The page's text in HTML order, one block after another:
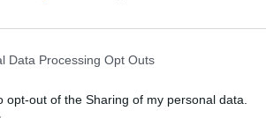
Data Processing Opt Outs
opt-out of the Sharing of my personal data.
για την προστασία
για τη διαχείριση των
το Πανεπιστήμιο Αιγαίου,
που αφορούν στο Αιγαίο,